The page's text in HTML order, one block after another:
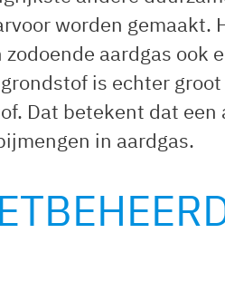
worden gemaakt.
aardgas ook
is echter
Dat betekent dat
in aardgas.